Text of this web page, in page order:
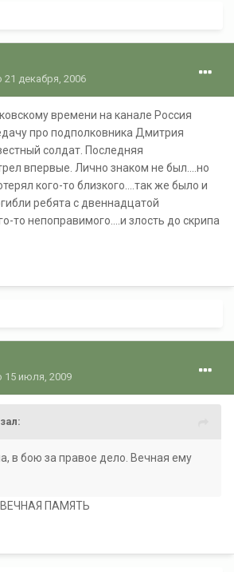
21 декабря, 2006
времени на канале Россия
про подполковника Дмитрия
солдат. Последняя
впервые. Лично знаком не был....но
кого-то близкого....так же было и
ребята с двеннадцатой
то непоправимого....и злость до скрипа
15 июля, 2009
в бою за правое дело. Вечная ему
ВЕЧНАЯ ПАМЯТЬ